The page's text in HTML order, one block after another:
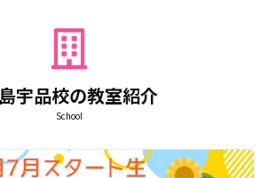
宇品校の教室紹介
School